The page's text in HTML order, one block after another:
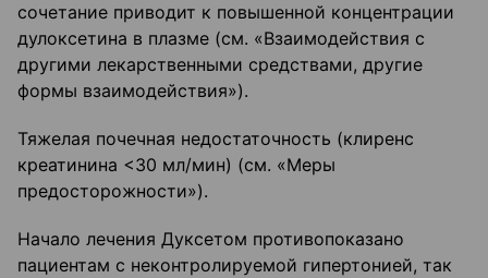
сочетание приводит к повышенной концентрации
дулоксетина в плазме (см. «Взаимодействия с
другими лекарственными средствами, другие
формы взаимодействия»).
Тяжелая почечная недостаточность (клиренс
креатинина <30 мл/мин) (см. «Меры
предосторожности»).
Начало лечения Дуксетом противопоказано
пациентам с неконтролируемой гипертонией, так